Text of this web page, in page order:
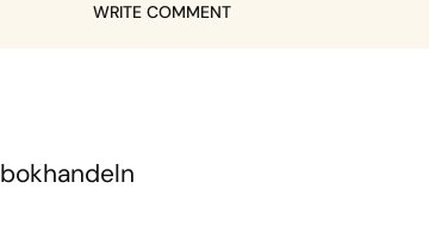
WRITE COMMENT